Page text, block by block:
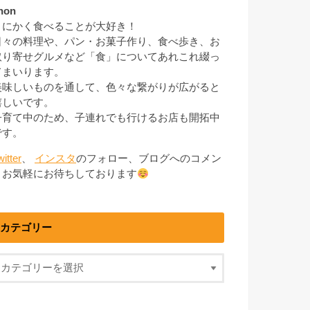
にかく食べることが大好き！
々の料理や、パン・お菓子作り、食べ歩き、お
り寄せグルメなど「食」についてあれこれ綴っ
いります。
味しいものを通して、色々な繋がりが広がると
いです。
育て中のため、子連れでも行けるお店も開拓中
。
インスタのフォロー、ブログへのコメン
お気軽にお待ちしております
カテゴリー